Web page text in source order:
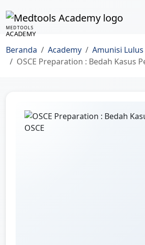
MEDTOOLS
ACADEMY
Beranda Academy
Amunisi Lulus
OSCE Preparation : Bedah Kasus